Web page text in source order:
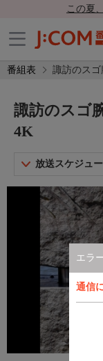
この夏
番組表 諏訪のス
エラ
通信
諏訪のスゴ
4K
放送スケジュ